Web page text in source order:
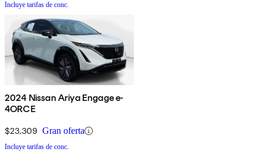
Incluye tarifas de conc.
2024 Nissan Ariya Engage e-
4ORCE
$23,309 Gran oferta
Incluye tarifas de conc.